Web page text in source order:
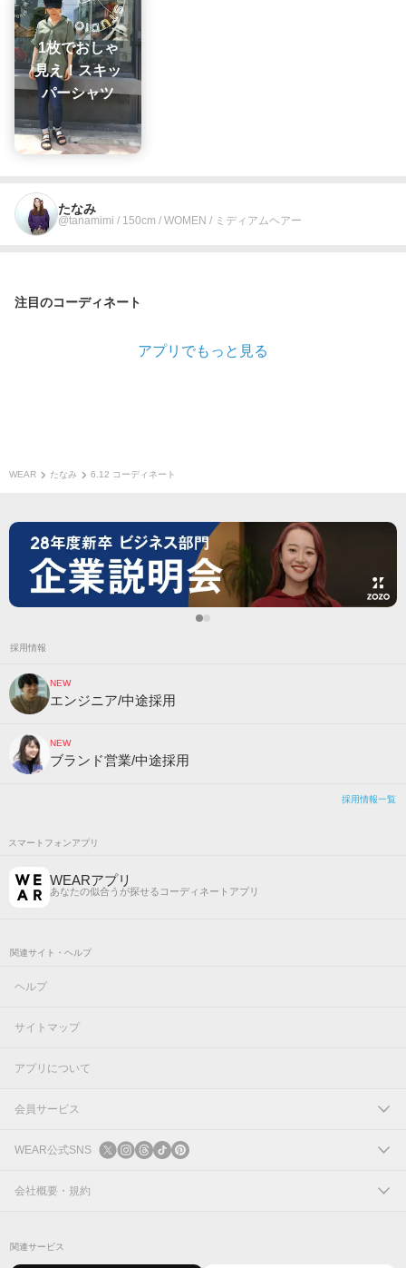
1枚でおしゃ
見え！スキッ
パーシャツ
たなみ
@tanamimi / 150cm / WOMEN / ミディアムヘアー
注目のコーディネート
アプリでもっと見る
WEAR たなみ 6.12 コーディネート
採用情報
NEW
エンジニア/中途採用
NEW
ブランド営業/中途採用
採用情報一覧
スマートフォンアプリ
WEARアプリ
あなたの似合うが探せるコーディネートアプリ
関連サイト・ヘルプ
ヘルプ
サイトマップ
アプリについて
会員サービス
ログイン
新規会員登録
WEAR公式SNS
X
会社概要・規約
関連サービス